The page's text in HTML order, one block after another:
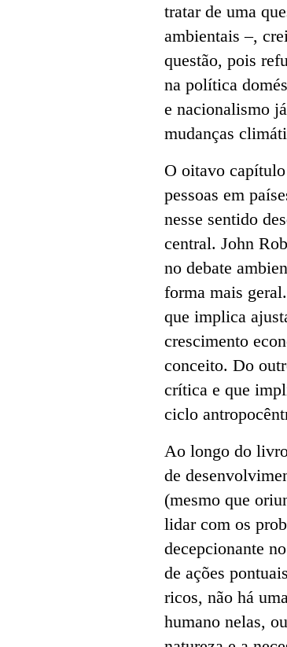
tratar de uma
ambientais –,
questão, pois
na política
e nacionalismo
mudanças
O oitavo
pessoas em
nesse sentido
central. John
no debate
forma mais
que implica
crescimento
conceito. Do
crítica e que
ciclo
Ao longo do
de
(mesmo que
lidar com os
decepcionante
de ações
ricos, não há
humano nelas,